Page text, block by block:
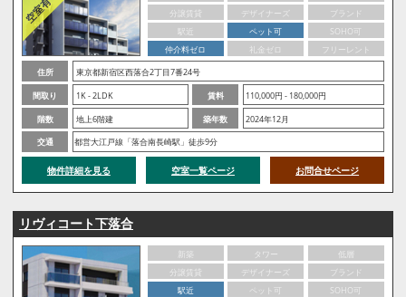
分譲賃貸
デザイナーズ
ブランド
駅近
ペット可
SOHO可
仲介料ゼロ
礼金ゼロ
フリーレント
住所
東京都新宿区西落合2丁目7番24号
間取り
1K - 2LDK 賃料
110,000円 - 180,000円
階数
地上6階建 築年数
2024年12月
交通
都営大江戸線「落合南長崎駅」徒歩9分
物件詳細を見る 空室一覧ページ お問合せページ
リヴィコート下落合
新築 タワー
低層
分譲賃貸
デザイナーズ
ブランド
駅近
ペット可
SOHO可